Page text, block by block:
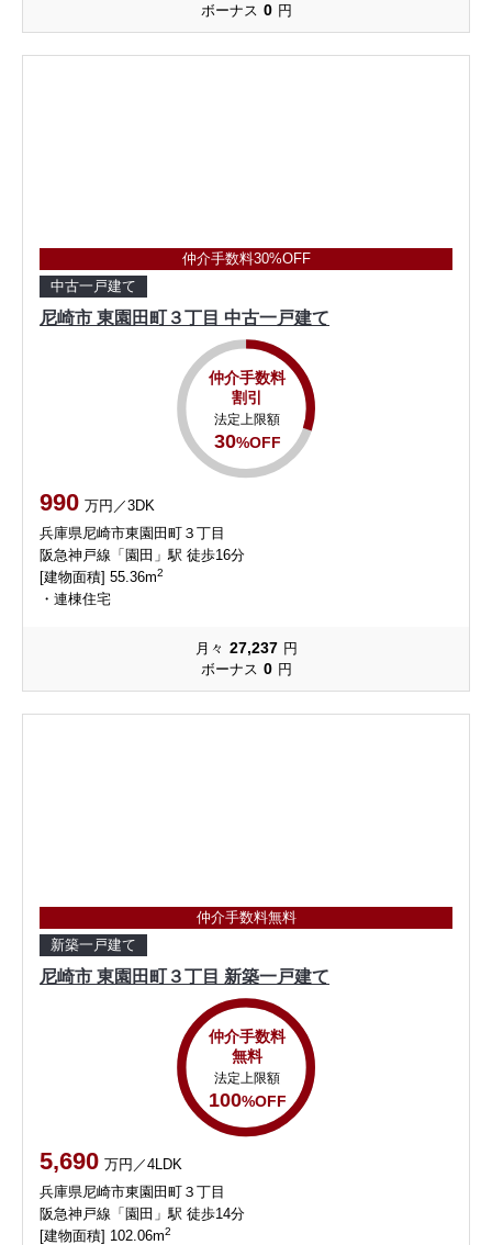
ボーナス 0 円
仲介手数料30%OFF
中古一戸建て
尼崎市 東園田町３丁目 中古一戸建て
仲介手数料
割引
法定上限額
30%OFF
990 万円／3DK
兵庫県尼崎市東園田町３丁目
阪急神戸線「園田」駅 徒歩16分
[建物面積] 55.36m2
・連棟住宅
月々 27,237 円
ボーナス 0 円
仲介手数料無料
新築一戸建て
尼崎市 東園田町３丁目 新築一戸建て
仲介手数料
無料
法定上限額
100%OFF
5,690 万円／4LDK
兵庫県尼崎市東園田町３丁目
阪急神戸線「園田」駅 徒歩14分
[建物面積] 102.06m2